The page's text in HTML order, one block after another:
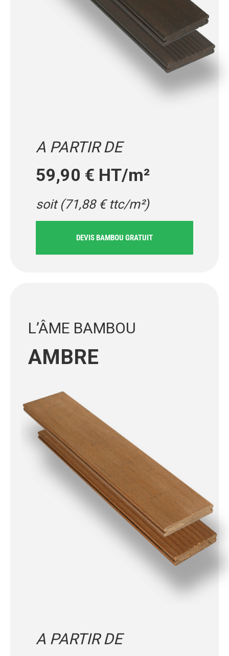
A PARTIR DE
59,90 € HT/m²
soit (71,88 € ttc/m²)
DEVIS BAMBOU GRATUIT
L’ÂME BAMBOU
AMBRE
A PARTIR DE